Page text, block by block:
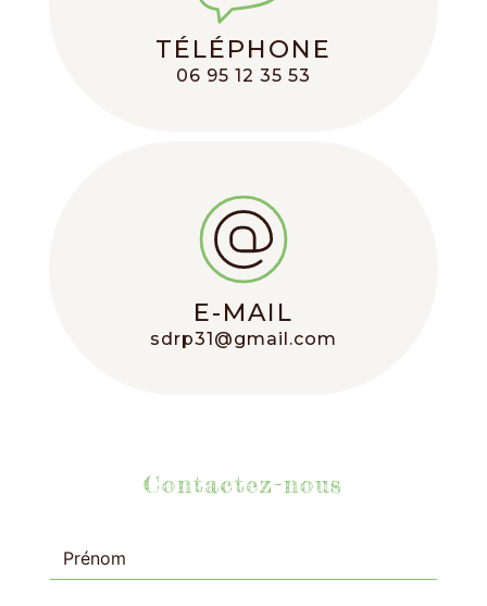
TÉLÉPHONE
06 95 12 35 53
E-MAIL
sdrp31@gmail.com
Contactez-nous